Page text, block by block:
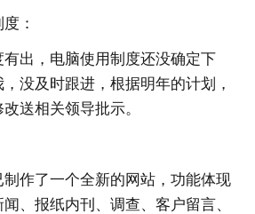
：
有出，电脑使用制度还没确定下
没及时跟进，根据明年的计划，
送相关领导批示。
作了一个全新的网站，功能体现
、报纸内刊、调查、客户留言、